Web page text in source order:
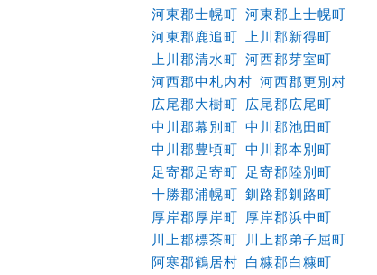
河東郡士幌町 河東郡上士幌町
河東郡鹿追町
上川郡新得町
上川郡清水町 河西郡芽室町
河西郡中札内村 河西郡更別村
広尾郡大樹町 広尾郡広尾町
中川郡幕別町 中川郡池田町
中川郡豊頃町 中川郡本別町
足寄郡足寄町
足寄郡陸別町
十勝郡浦幌町 釧路郡釧路町
厚岸郡厚岸町
厚岸郡浜中町
川上郡標茶町
川上郡弟子屈町
阿寒郡鶴居村 白糠郡白糠町